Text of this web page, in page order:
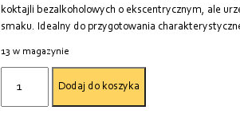
koktajli bezalkoholowych o ekscentrycznym, ale
smaku. Idealny do przygotowania
13 w magazynie
TONIK
FUMO
Dodaj do koszyka